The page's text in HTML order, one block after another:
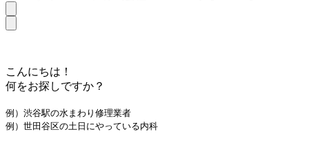
こんにちは！
何をお探しですか？
例）渋谷駅の水まわり修理業者
例）世田谷区の土日にやっている内科